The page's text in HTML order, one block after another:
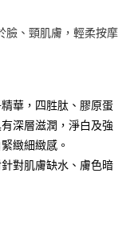
臉、頸肌膚，輕柔按摩
華，四胜肽、膠原蛋
深層滋潤，淨白及強
緻細緻感。
對肌膚缺水、膚色暗